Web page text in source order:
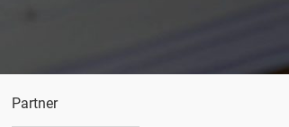
Partner